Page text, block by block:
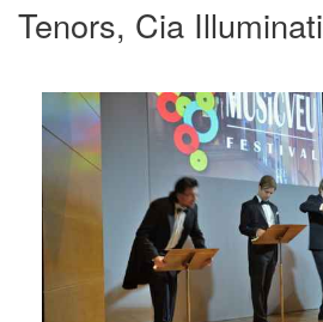
Tenors, Cia Illuminati